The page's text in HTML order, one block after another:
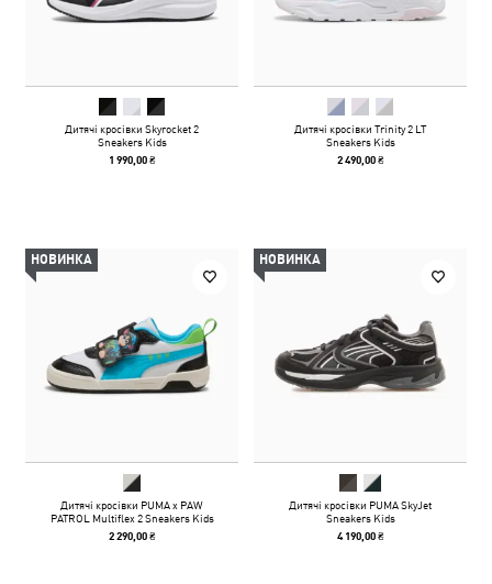
Дитячі кросівки Skyrocket 2
Sneakers Kids
1 990,00 ₴
Дитячі кросівки Trinity 2 LT
Sneakers Kids
2 490,00 ₴
НОВИНКА
Дитячі кросівки PUMA x PAW
PATROL Multiflex 2 Sneakers Kids
2 290,00 ₴
НОВИНКА
Дитячі кросівки PUMA SkyJet
Sneakers Kids
4 190,00 ₴